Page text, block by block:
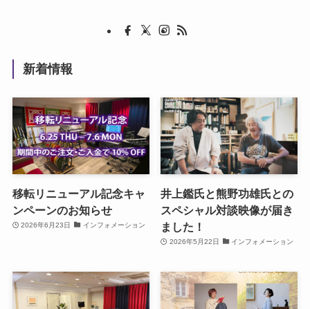
新着情報
移転リニューアル記念キャ
ンペーンのお知らせ
2026年6月23日 インフォメーション
井上鑑氏と熊野功雄氏との
スペシャル対談映像が届き
ました！
2026年5月22日 インフォメーション